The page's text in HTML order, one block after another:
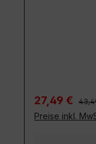
27,49 €
Preise inkl.